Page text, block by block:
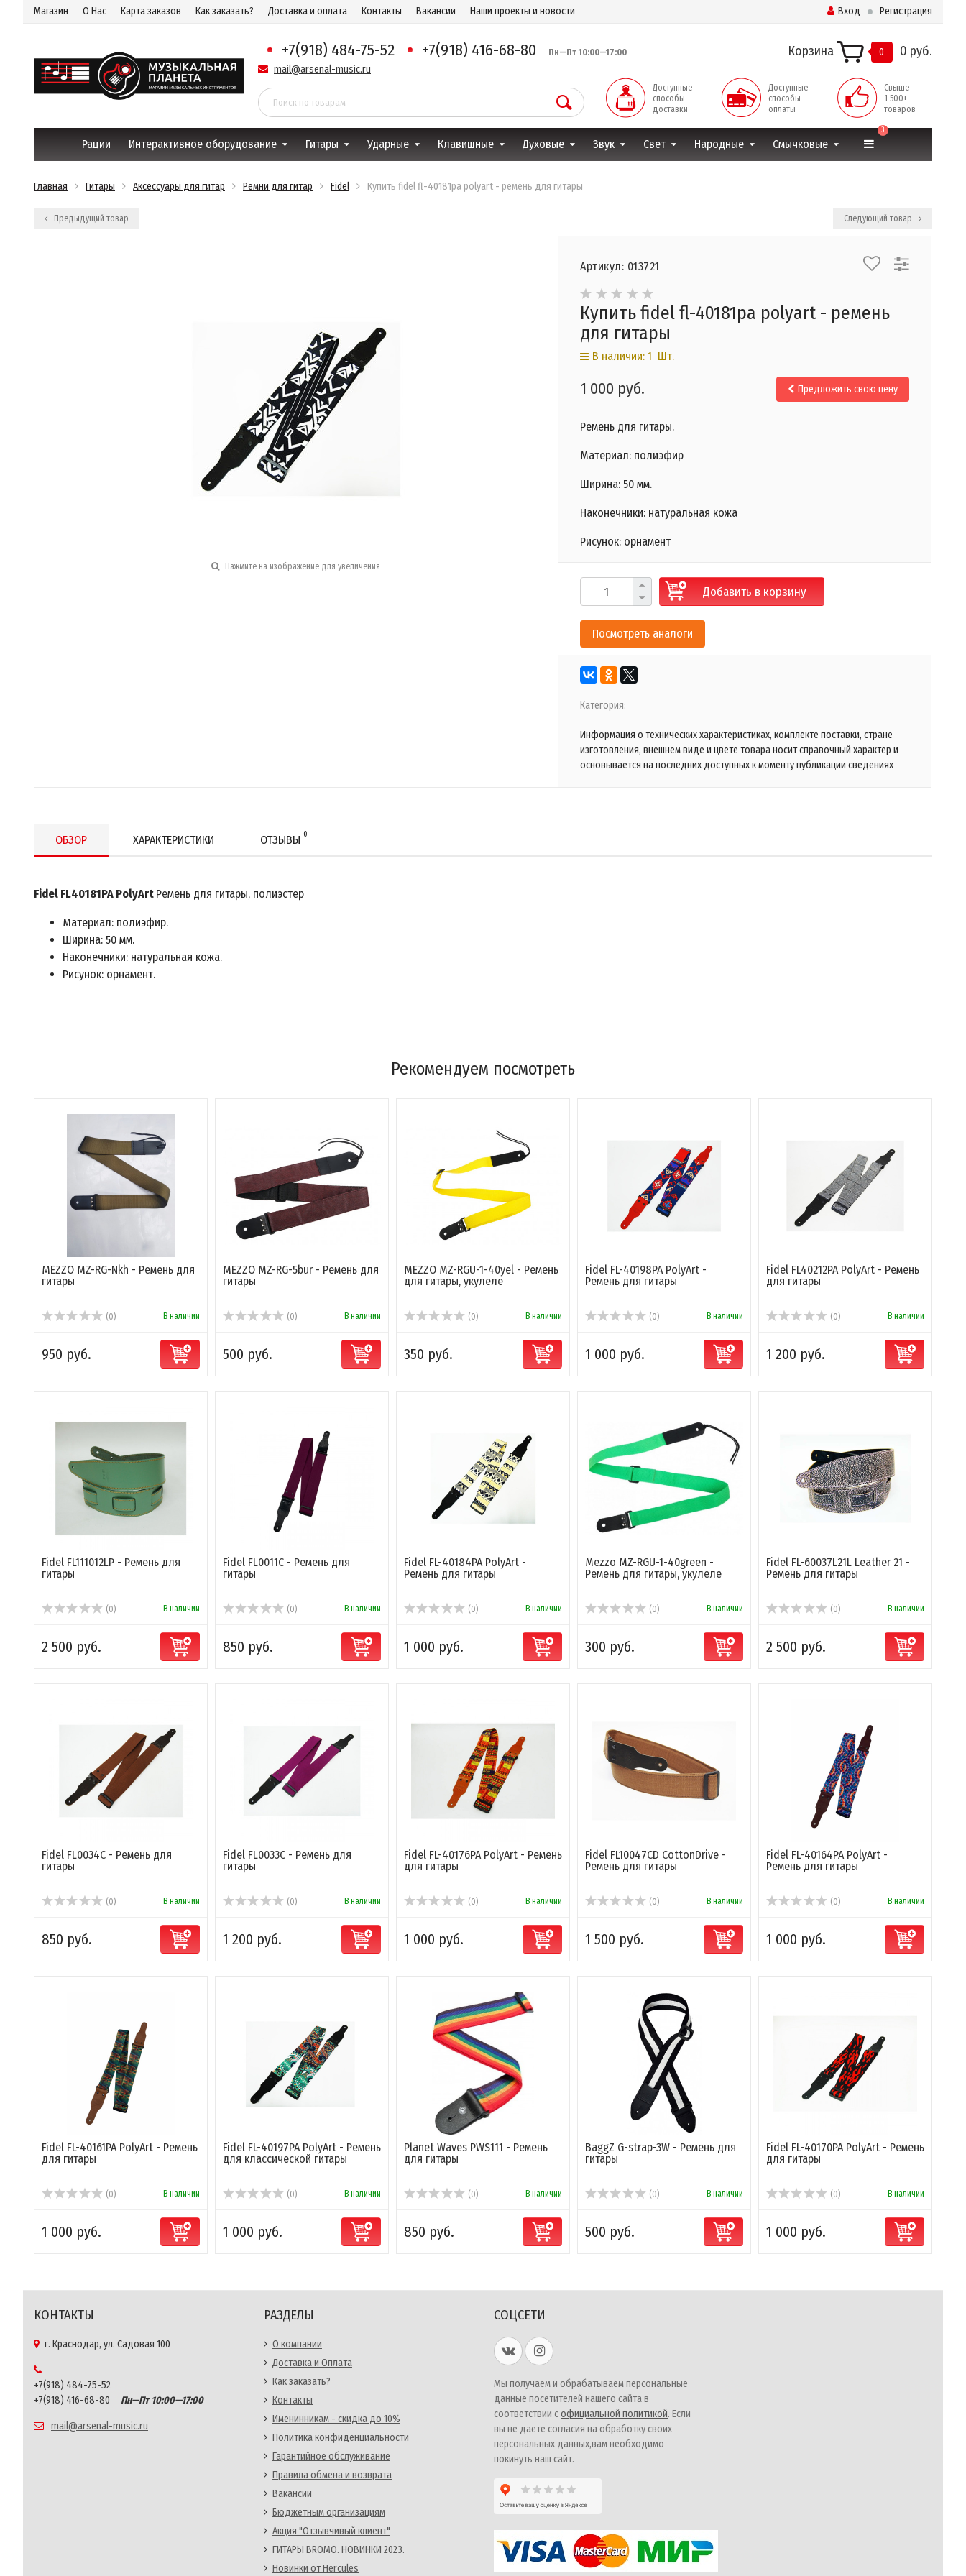
Магазин О Нас Карта заказов Как заказать? Доставка и оплата Контакты Вакансии Наши проекты и новости Вход Регистрация
+7(918) 484-75-52 +7(918) 416-68-80 Пн—Пт 10:00—17:00
mail@arsenal-music.ru
Корзина 0 0 руб.
Доступные
способы
доставки
Доступные
способы
оплаты
Свыше
1 500+
товаров
Рации Интерактивное оборудование Гитары Ударные Клавишные Духовые Звук Свет Народные Смычковые
3
Главная Гитары Аксессуары для гитар Ремни для гитар Fidel Купить fidel fl-40181pa polyart - ремень для гитары
Предыдущий товар Следующий товар
Нажмите на изображение для увеличения
Артикул: 013721
Купить fidel fl-40181pa polyart - ремень
для гитары
В наличии: 1 Шт.
1 000 руб. Предложить свою цену
Ремень для гитары.
Материал: полиэфир
Ширина: 50 мм.
Наконечники: натуральная кожа
Рисунок: орнамент
Добавить в корзину
Посмотреть аналоги
Категория:
Информация о технических характеристиках, комплекте поставки, стране
изготовления, внешнем виде и цвете товара носит справочный характер и
основывается на последних доступных к моменту публикации сведениях
ОБЗОР ХАРАКТЕРИСТИКИ ОТЗЫВЫ 0
Fidel FL40181PA PolyArt Ремень для гитары, полиэстер
Материал: полиэфир.
Ширина: 50 мм.
Наконечники: натуральная кожа.
Рисунок: орнамент.
Рекомендуем посмотреть
MEZZO MZ-RG-Nkh - Ремень для
гитары
(0) В наличии
950 руб.
MEZZO MZ-RG-5bur - Ремень для
гитары
(0) В наличии
500 руб.
MEZZO MZ-RGU-1-40yel - Ремень
для гитары, укулеле
(0) В наличии
350 руб.
Fidel FL-40198PA PolyArt -
Ремень для гитары
(0) В наличии
1 000 руб.
Fidel FL40212PA PolyArt - Ремень
для гитары
(0) В наличии
1 200 руб.
Fidel FL111012LP - Ремень для
гитары
(0) В наличии
2 500 руб.
Fidel FL0011C - Ремень для
гитары
(0) В наличии
850 руб.
Fidel FL-40184PA PolyArt -
Ремень для гитары
(0) В наличии
1 000 руб.
Mezzo MZ-RGU-1-40green -
Ремень для гитары, укулеле
(0) В наличии
300 руб.
Fidel FL-60037L21L Leather 21 -
Ремень для гитары
(0) В наличии
2 500 руб.
Fidel FL0034C - Ремень для
гитары
(0) В наличии
850 руб.
Fidel FL0033C - Ремень для
гитары
(0) В наличии
1 200 руб.
Fidel FL-40176PA PolyArt - Ремень
для гитары
(0) В наличии
1 000 руб.
Fidel FL10047CD CottonDrive -
Ремень для гитары
(0) В наличии
1 500 руб.
Fidel FL-40164PA PolyArt -
Ремень для гитары
(0) В наличии
1 000 руб.
Fidel FL-40161PA PolyArt - Ремень
для гитары
(0) В наличии
1 000 руб.
Fidel FL-40197PA PolyArt - Ремень
для классической гитары
(0) В наличии
1 000 руб.
Planet Waves PWS111 - Ремень
для гитары
(0) В наличии
850 руб.
BaggZ G-strap-3W - Ремень для
гитары
(0) В наличии
500 руб.
Fidel FL-40170PA PolyArt - Ремень
для гитары
(0) В наличии
1 000 руб.
КОНТАКТЫ
г. Краснодар, ул. Садовая 100
+7(918) 484-75-52
+7(918) 416-68-80
Пн—Пт 10:00—17:00
mail@arsenal-music.ru
РАЗДЕЛЫ
О компании
Доставка и Оплата
Как заказать?
Контакты
Именинникам - скидка до 10%
Политика конфиденциальности
Гарантийное обслуживание
Правила обмена и возврата
Вакансии
Бюджетным организациям
Акция "Отзывчивый клиент"
ГИТАРЫ BROMO. НОВИНКИ 2023.
Новинки от Hercules
СОЦСЕТИ
Мы получаем и обрабатываем персональные
данные посетителей нашего сайта в
соответствии софициальной политикой. Если
вы не даете согласия на обработку своих
персональных данных,вам необходимо
покинуть наш сайт.